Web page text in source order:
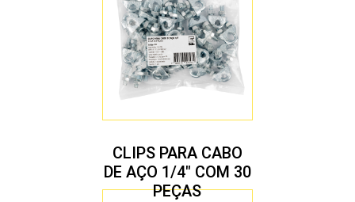
CLIPS PARA CABO
DE AÇO 1/4″ COM 30
PEÇAS